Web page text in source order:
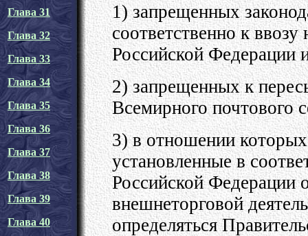
Глава 31
Глава 32
Глава 33
Глава 34
Глава 35
Глава 36
Глава 37
Глава 38
Глава 39
Глава 40
1) запрещенных
соответственно к
Российской Федерации
2) запрещенных к
Всемирного почтового
3) в отношении
установленные в
Российской Федерации
внешнеторговой
определяться